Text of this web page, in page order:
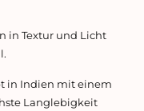
in Textur und Licht
in Indien mit einem
Langlebigkeit